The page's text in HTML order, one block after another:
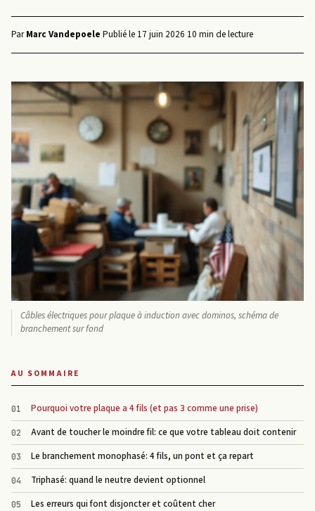
ParMarc Vandepoele·Publié le 17 juin 2026·10 min de lecture
Câbles électriques pour plaque à induction avec dominos, schéma de
branchement sur fond
AU SOMMAIRE
Pourquoi votre plaque a 4 fils (et pas 3 comme une prise)
Avant de toucher le moindre fil: ce que votre tableau doit contenir
Le branchement monophasé: 4 fils, un pont et ça repart
Triphasé: quand le neutre devient optionnel
Les erreurs qui font disjoncter et coûtent cher